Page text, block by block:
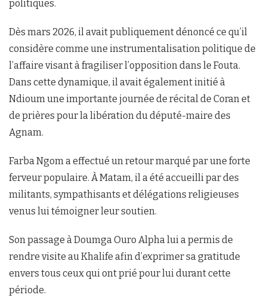
politiques.
Dès mars 2026, il avait publiquement dénoncé ce qu’il
considère comme une instrumentalisation politique de
l’affaire visant à fragiliser l’opposition dans le Fouta.
Dans cette dynamique, il avait également initié à
Ndioum une importante journée de récital de Coran et
de prières pour la libération du député-maire des
Agnam.
Farba Ngom a effectué un retour marqué par une forte
ferveur populaire. À Matam, il a été accueilli par des
militants, sympathisants et délégations religieuses
venus lui témoigner leur soutien.
Son passage à Doumga Ouro Alpha lui a permis de
rendre visite au Khalife afin d’exprimer sa gratitude
envers tous ceux qui ont prié pour lui durant cette
période.